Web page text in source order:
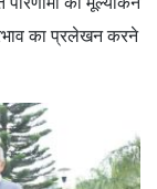
का प्रलेखन करने